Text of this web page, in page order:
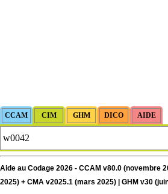
Aide au Codage 2026 - CCAM v80.0 (novembre
2025) + CMA v2025.1 (mars 2025) | GHM v30